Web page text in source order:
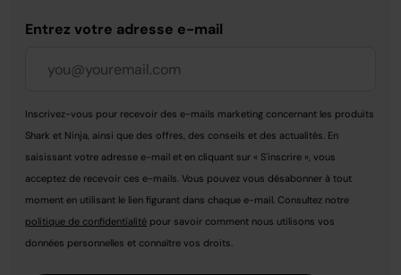
Entrez votre adresse e-mail
Inscrivez-vous pour recevoir des e-mails marketing concernant les produits
Shark et Ninja, ainsi que des offres, des conseils et des actualités. En
saisissant votre adresse e-mail et en cliquant sur « S'inscrire », vous
acceptez de recevoir ces e-mails. Vous pouvez vous désabonner à tout
moment en utilisant le lien figurant dans chaque e-mail. Consultez notre
politique de confidentialité pour savoir comment nous utilisons vos
données personnelles et connaître vos droits.